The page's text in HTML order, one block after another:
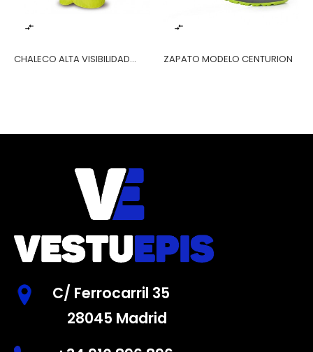

CHALECO ALTA VISIBILIDAD...

ZAPATO MODELO CENTURION
C/ Ferrocarril 35
28045 Madrid